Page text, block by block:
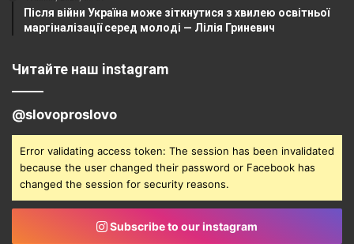
Після війни Україна може зіткнутися з хвилею освітньої
маргіналізації серед молоді — Лілія Гриневич
Читайте наш instagram
@slovoproslovo
Error validating access token: The session has been invalidated
because the user changed their password or Facebook has
changed the session for security reasons.
Subscribe to our instagram